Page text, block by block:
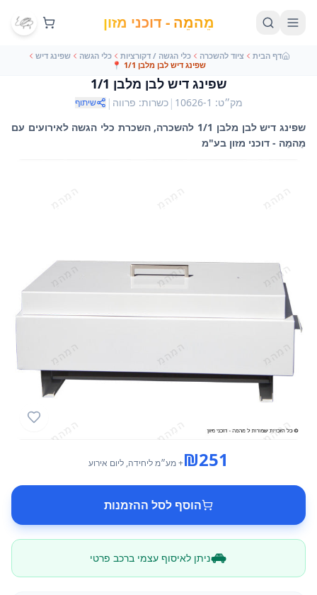
מֵהמֵה - דוכני מזון
דף הבית ציוד להשכרה כלי הגשה / דקורציות כלי הגשה
שפינג דיש
שפינג דיש לבן מלבן 1/1
📍
שפינג דיש לבן מלבן 1/1
מק״ט:
10626-1
|כשרות: פרווה | שיתוף
שפינג דיש לבן מלבן 1/1 להשכרה, השכרת כלי הגשה לאירועים עם
מֵהמֵה - דוכני מזון בע"מ
₪251 + מע״מליחידה, ליום אירוע
הוסף לסל ההזמנות
ניתן לאיסוף עצמי ברכב פרטי